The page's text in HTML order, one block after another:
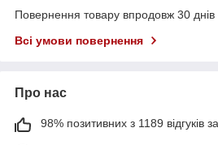
Повернення товару впродовж 30 днів
Всі умови повернення
Про нас
98% позитивних з 1189 відгуків